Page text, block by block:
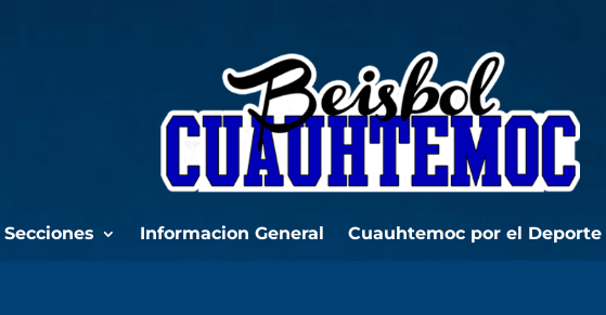
Secciones Informacion General Cuauhtemoc por el Deporte